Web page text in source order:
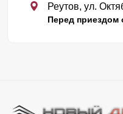
Реутов, ул.
Перед приездом